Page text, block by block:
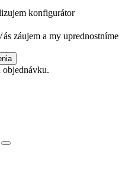
konfigurátor
záujem a my uprednostníme
objednávku.